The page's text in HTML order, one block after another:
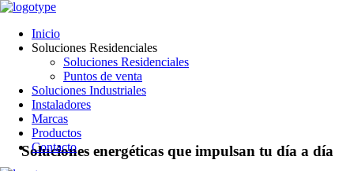
Inicio
Soluciones Residenciales
Soluciones Residenciales
Puntos de venta
Soluciones Industriales
Instaladores
Marcas
Productos
Contacto
Soluciones energéticas que impulsan tu día a día